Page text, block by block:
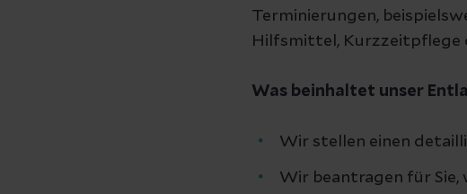
Terminierungen,
Hilfsmittel, Kurzzeitpflege
Was beinhaltet unser
Wir stellen einen
Wir beantragen für Sie,